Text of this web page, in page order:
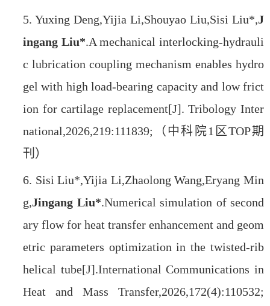
5. Yuxing Deng,Yijia Li,Shouyao Liu,Sisi Liu*,J
ingang Liu*.A mechanical interlocking-hydrauli
c lubrication coupling mechanism enables hydro
gel with high load-bearing capacity and low frict
ion for cartilage replacement[J]. Tribology Inter
national,2026,219:111839; （中科院1区TOP期
刊）
6. Sisi Liu*,Yijia Li,Zhaolong Wang,Eryang Min
g,Jingang Liu*.Numerical simulation of second
ary flow for heat transfer enhancement and geom
etric parameters optimization in the twisted-rib
helical tube[J].International Communications in
Heat and Mass Transfer,2026,172(4):110532;